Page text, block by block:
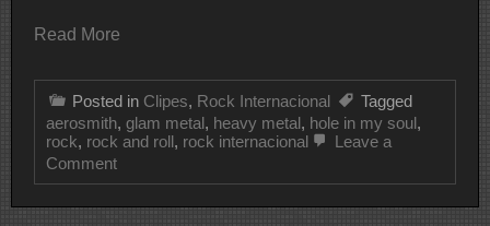
Read More
Posted in Clipes, Rock Internacional
Tagged
aerosmith, glam metal, heavy metal, hole in my soul,
rock, rock and roll, rock internacional
Leave a
Commenton
CLIPE